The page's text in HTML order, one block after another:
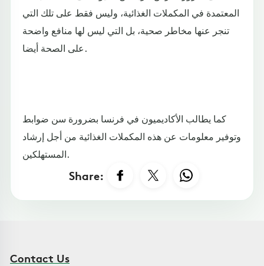
المعتمدة في المكملات الغذائية، وليس فقط على تلك التي
تنجر عنها مخاطر صحية، بل التي ليس لها منافع واضحة
على الصحة أيضا.
كما يطالب الأكاديميون في فرنسا بضرورة سن ضوابط
وتوفير معلومات عن هذه المكملات الغذائية من أجل إرشاد
المستهلكين.
Share:
Contact Us